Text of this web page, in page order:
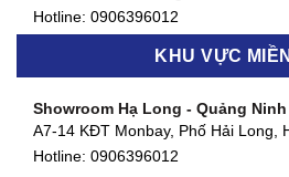
877 Huỳnh Tấn Phát, Phú Thuận,
Hotline:0906396012
580 Phan Văn Trị, Phường 7, Quận
Hotline:0906396012
Hotline: 0906396012
Showroom Thanh Khê - Đà Nẵng
Hotline:0906396012
Showroom Cẩm Lệ - Đà Nẵng
KHU VỰC
Showroom Hạ Long - Quảng Ninh
A7-14 KĐT Monbay, Phố Hải Long,
Hotline: 0906396012